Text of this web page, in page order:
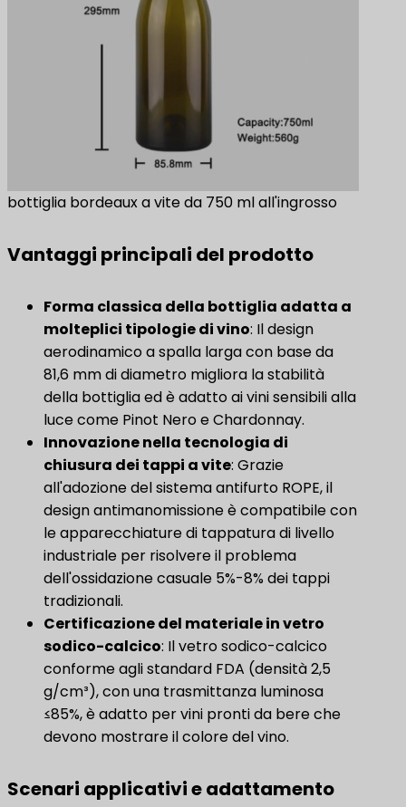
bottiglia bordeaux a vite da 750 ml all'ingrosso
Vantaggi principali del prodotto
Forma classica della bottiglia adatta a
molteplici tipologie di vino: Il design
aerodinamico a spalla larga con base da
81,6 mm di diametro migliora la stabilità
della bottiglia ed è adatto ai vini sensibili alla
luce come Pinot Nero e Chardonnay.
Innovazione nella tecnologia di
chiusura dei tappi a vite​: Grazie
all'adozione del sistema antifurto ROPE, il
design antimanomissione è compatibile con
le apparecchiature di tappatura di livello
industriale per risolvere il problema
dell'ossidazione casuale 5%-8% dei tappi
tradizionali.
Certificazione del materiale in vetro
sodico-calcico​: Il vetro sodico-calcico
conforme agli standard FDA (densità 2,5
g/cm³), con una trasmittanza luminosa
≤85%, è adatto per vini pronti da bere che
devono mostrare il colore del vino.
Scenari applicativi e adattamento